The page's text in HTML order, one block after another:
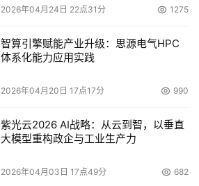
2026年04月24日 22点31分 1275
智算引擎赋能产业升级：思源电气HPC
体系化能力应用实践
2026年04月20日 17点17分 990
紫光云2026 AI战略：从云到智，以垂直
大模型重构政企与工业生产力
2026年04月03日 17点49分 682